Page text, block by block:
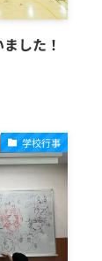
した！
学校行事